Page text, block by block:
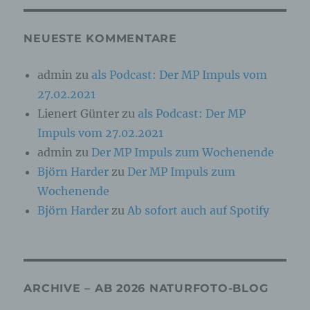
NEUESTE KOMMENTARE
admin zu als Podcast: Der MP Impuls vom
27.02.2021
Lienert Günter zu als Podcast: Der MP
Impuls vom 27.02.2021
admin zu Der MP Impuls zum Wochenende
Björn Harder zu Der MP Impuls zum
Wochenende
Björn Harder zuAb sofort auch auf Spotify
ARCHIVE – AB 2026 NATURFOTO-BLOG
besonderen Merkmalen, die Ausdruck der
psychischen, wirtschaftlichen, kulturellen oder
b) betroffene Person
Betroffene Person ist jede identifizierte oder
identifizierbare natürliche Person, deren
personenbezogene Daten von dem für die
Verarbeitung Verantwortlichen verarbeitet
werden.
oder jede solche Vorgangsreihe im